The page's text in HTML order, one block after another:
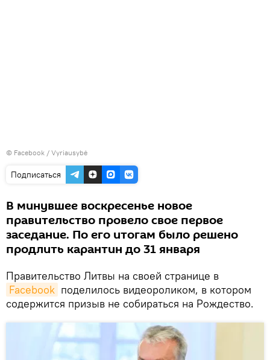
© Facebook / Vyriausybė
Подписаться
В минувшее воскресенье новое
правительство провело свое первое
заседание. По его итогам было решено
продлить карантин до 31 января
Правительство Литвы на своей странице в
Facebook поделилось видеороликом, в котором
содержится призыв не собираться на Рождество.